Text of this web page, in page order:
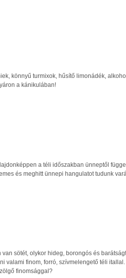
könnyű turmixok, hűsítő limonádék,
a kánikulában!
a téli időszakban ünneptől
és meghitt ünnepi hangulatot tudunk
sötét, olykor hideg, borongós és
valami finom, forró, szívmelengető téli
finomsággal?